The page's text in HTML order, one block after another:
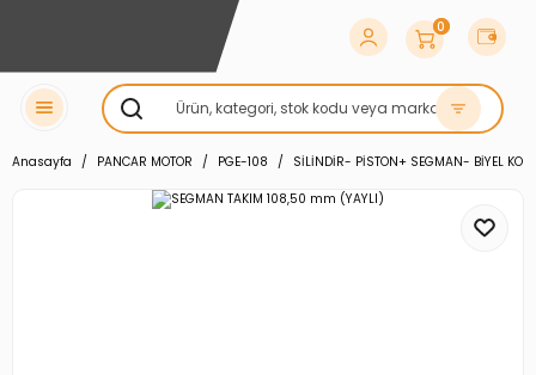
0
Anasayfa PANCAR MOTOR PGE-108 SİLİNDİR- PİSTON+ SEGMAN- BİYEL